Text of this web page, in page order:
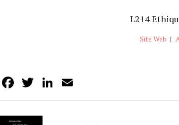
L214
Site Web |
Facebook
TwitterLinkedIn